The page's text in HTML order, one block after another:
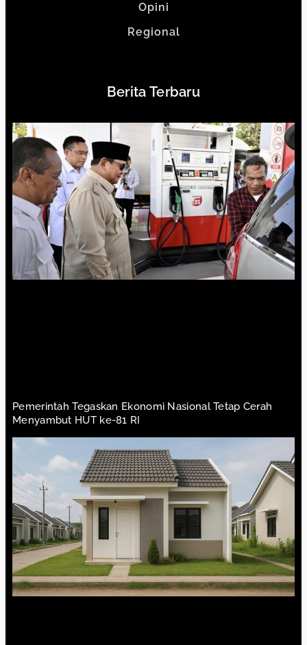
Opini
Regional
Berita Terbaru
Pemerintah Tegaskan Ekonomi Nasional Tetap Cerah
Menyambut HUT ke-81 RI